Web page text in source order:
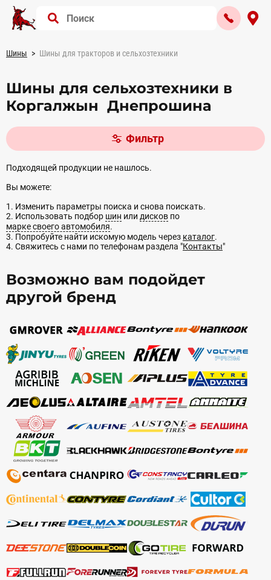
Шины Шины для тракторов и сельхозтехники
Шины для сельхозтехники в
Коргалжын Днепрошина
Фильтр
Подходящей продукции не нашлось.
Вы можете:
1. Изменить параметры поиска и снова поискать.
2. Использовать подбор шин или дисков по
марке своего автомобиля.
3. Попробуйте найти искомую модель через каталог.
4. Свяжитесь с нами по телефонам раздела "Контакты"
Возможно вам подойдет
другой бренд